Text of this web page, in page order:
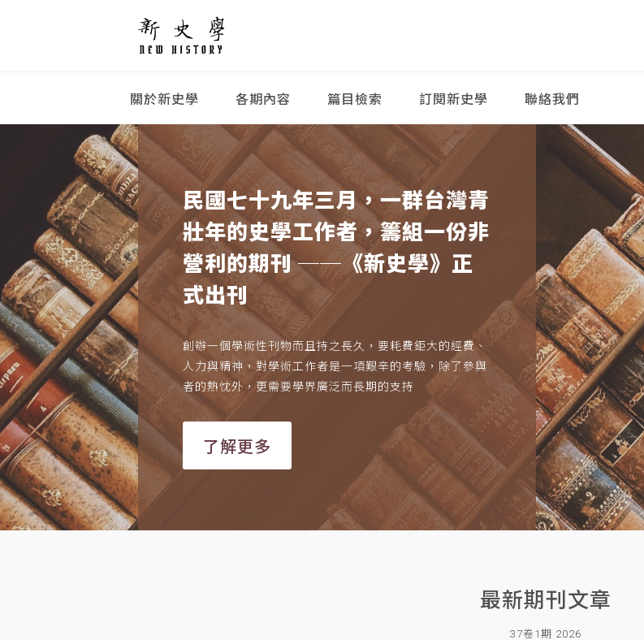
關於新史學 各期內容 篇目檢索 訂閱新史學 聯絡我們
民國七十九年三月，一群台灣青
壯年的史學工作者，籌組一份非
營利的期刊 ──《新史學》正
式出刊
創辦一個學術性刊物而且持之長久，要耗費鉅大的經費、
人力與精神，對學術工作者是一項艱辛的考驗，除了參與
者的熱忱外，更需要學界廣泛而長期的支持
了解更多
最新期刊文章
37卷1期 2026